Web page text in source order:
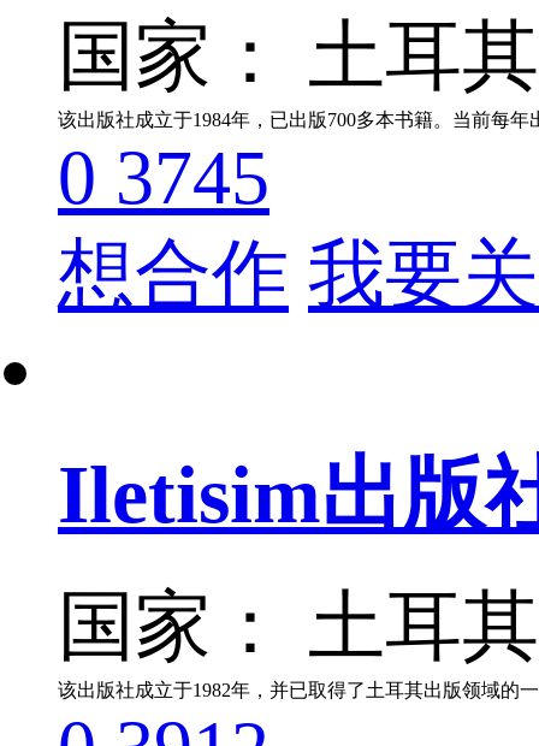
国家： 土耳
该出版社成立于1984年，已出版700多本书籍。当前每
0 3745
想合作 我要
Iletisim出版
国家： 土耳